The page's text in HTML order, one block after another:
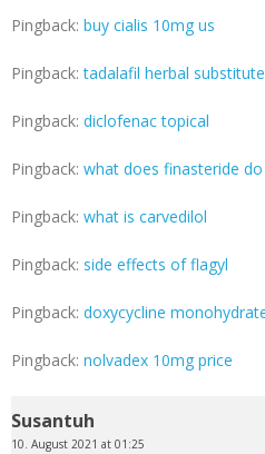
Pingback: buy cialis 10mg us
Pingback:tadalafil herbal substitute
Pingback: diclofenac topical
Pingback: what does finasteride do
Pingback: what is carvedilol
Pingback: side effects of flagyl
Pingback: doxycycline
Pingback: nolvadex 10mg price
Susantuh
10. August 2021 at 01:25